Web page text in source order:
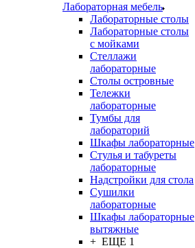
Лабораторная мебель
Лабораторные столы
Лабораторные столы
с мойками
Стеллажи
лабораторные
Столы островные
Тележки
лабораторные
Тумбы для
лабораторий
Шкафы лабораторные
Стулья и табуреты
лабораторные
Надстройки для стола
Сушилки
лабораторные
Шкафы лабораторные
вытяжные
+ ЕЩЕ 1